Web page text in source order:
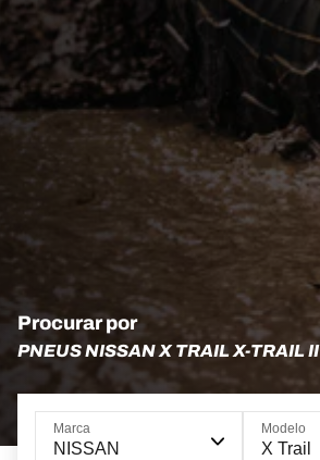
Procurar por
PNEUS NISSAN X TRAIL X-TRAIL II
Marca
NISSAN
Modelo
X Trail